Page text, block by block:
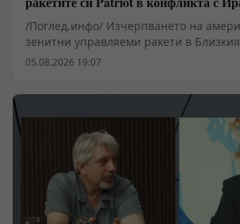
/Поглед.инфо/ Изчерпването на
зенитни управляеми ракети в
просто суха статистика на
CSIS за драматичния спад в
Patriot и THAAD разкриват структурна
Пентагона, която Техеран използва
заден план остават първоначалните
декларации на Белия дом –
показва, че Вашингтон губи лостовете
натиск и бива принуден да търси
който вече не управлява.
05.08.2026 19:07